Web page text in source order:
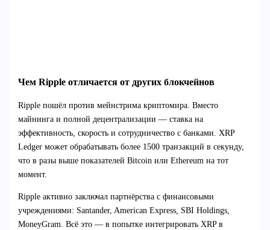
Чем Ripple отличается от других блокчейнов
Ripple пошёл против мейнстрима криптомира. Вместо
майнинга и полной децентрализации — ставка на
эффективность, скорость и сотрудничество с банками. XRP
Ledger может обрабатывать более 1500 транзакций в секунду,
что в разы выше показателей Bitcoin или Ethereum на тот
момент.
Ripple активно заключал партнёрства с финансовыми
учреждениями: Santander, American Express, SBI Holdings,
MoneyGram. Всё это — в попытке интегрировать XRP в